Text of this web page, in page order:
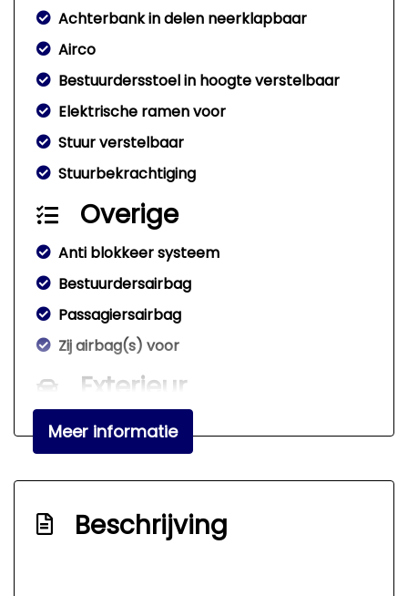
Achterbank in delen neerklapbaar
Airco
Bestuurdersstoel in hoogte verstelbaar
Elektrische ramen voor
Stuur verstelbaar
Stuurbekrachtiging
Overige
Anti blokkeer systeem
Bestuurdersairbag
Passagiersairbag
Zij airbag(s) voor
Exterieur
Buitenspiegels elektrisch verstel- en
Centrale vergrendeling met
Meer informatie
Beschrijving